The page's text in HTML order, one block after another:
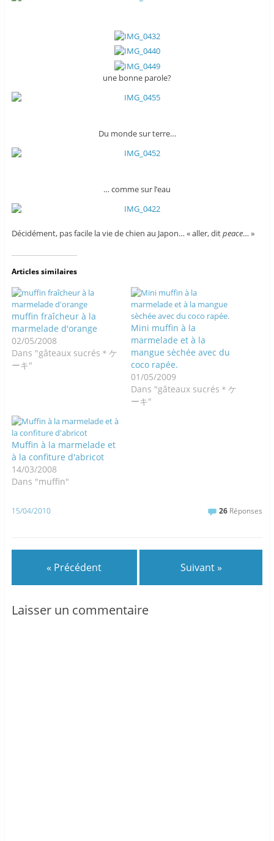
une bonne parole?
Du monde sur terre…
… comme sur l’eau
Décidément, pas facile la vie de chien au Japon… « aller, ditpeace… »
Articles similaires
muffin fraîcheur à la
marmelade d'orange
02/05/2008
Dans "gâteaux sucrés＊ケ
ーキ"
Mini muffin à la
marmelade et à la
mangue sèchée avec du
coco rapée.
01/05/2009
Dans "gâteaux sucrés＊ケ
ーキ"
Muffin à la marmelade et
à la confiture d'abricot
14/03/2008
Dans "muffin"
15/04/2010 26 Réponses
« Précédent Suivant »
Laisser un commentaire